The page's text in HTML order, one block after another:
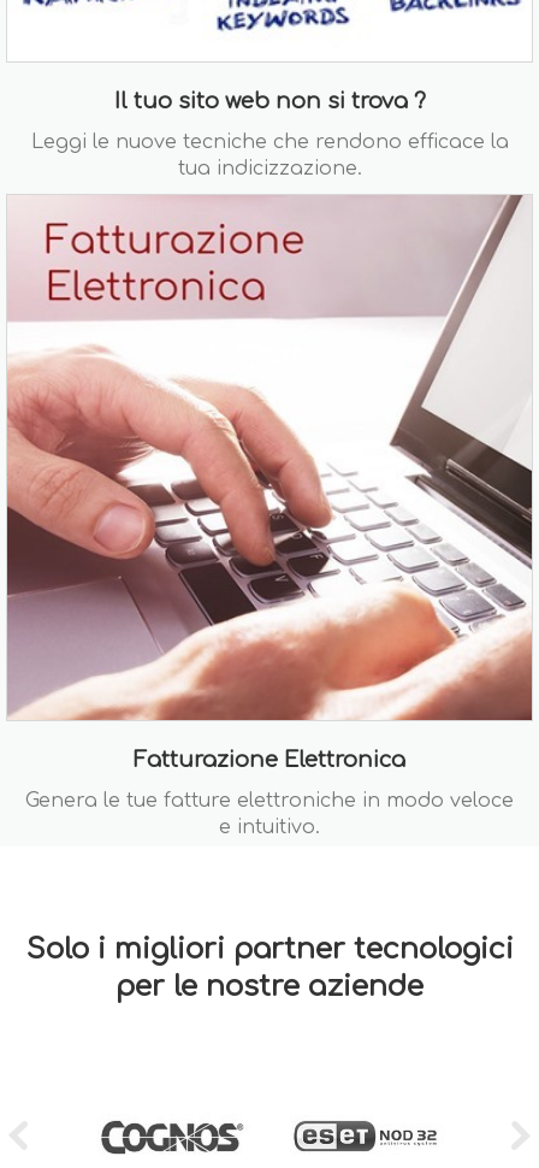
Il tuo sito web non si trova ?
Leggi le nuove tecniche che rendono efficace la
tua indicizzazione.
Fatturazione Elettronica
Genera le tue fatture elettroniche in modo veloce
e intuitivo.
Solo i migliori partner tecnologici
per le nostre aziende